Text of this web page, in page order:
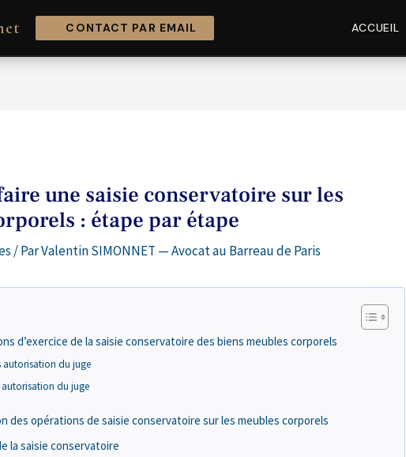
CONTACT PAR EMAIL ACCUEIL
une saisie conservatoire sur les
: étape par étape
/ ParValentin SIMONNET — Avocat au Barreau de Paris
d’exercice de la saisie conservatoire des biens meubles corporels
autorisation du juge
autorisation du juge
des opérations de saisie conservatoire sur les meubles corporels
la saisie conservatoire